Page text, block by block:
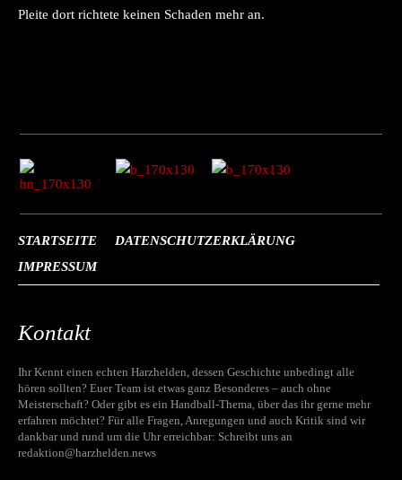
Pleite dort richtete keinen Schaden mehr an.
STARTSEITE
DATENSCHUTZERKLÄRUNG
IMPRESSUM
Kontakt
Ihr Kennt einen echten Harzhelden, dessen Geschichte unbedingt alle
hören sollten? Euer Team ist etwas ganz Besonderes – auch ohne
Meisterschaft? Oder gibt es ein Handball-Thema, über das ihr gerne mehr
erfahren möchtet? Für alle Fragen, Anregungen und auch Kritik sind wir
dankbar und rund um die Uhr erreichbar: Schreibt uns an
redaktion@harzhelden.news